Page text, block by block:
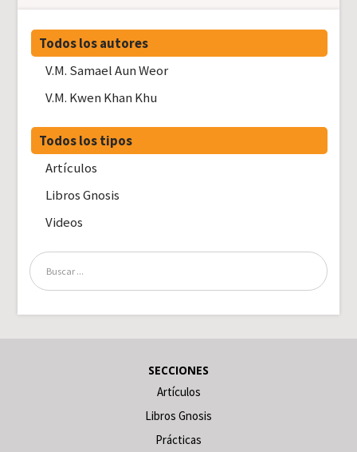
Todos los autores
V.M. Samael Aun Weor
V.M. Kwen Khan Khu
Todos los tipos
Artículos
Libros Gnosis
Videos
SECCIONES
Artículos
Libros Gnosis
Prácticas